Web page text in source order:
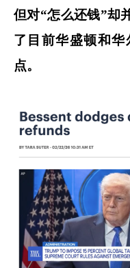
但对“怎么还钱”却
了 目前华盛顿和华
点。